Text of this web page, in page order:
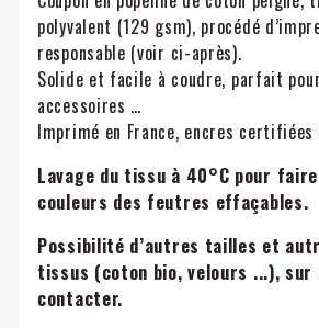
polyvalent (129 gsm), procédé
responsable (voir ci-après).
Solide et facile à coudre, parfait
accessoires …
Imprimé en France, encres certifiées
Lavage du tissu à 40°C pour
couleurs des feutres effaçables.
Possibilité d’autres tailles et
tissus (coton bio, velours ...), sur
contacter.